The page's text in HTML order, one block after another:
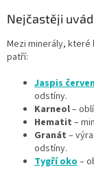
Nejčastěji
Mezi minerály, které
patří:
Jaspis
odstíny.
Karneol–
Hematit –
Granát –
odstíny.
Tygří oko –